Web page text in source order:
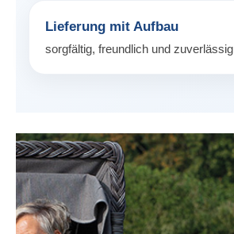
Lieferung mit Aufbau
sorgfältig, freundlich und zuverlässig